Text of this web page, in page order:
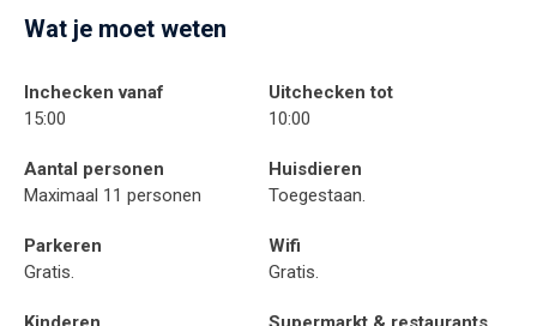
Wat je moet weten
Inchecken vanaf
15:00
Uitchecken tot
10:00
Aantal personen
Maximaal 11 personen
Huisdieren
Toegestaan.
Parkeren
Gratis.
Wifi
Gratis.